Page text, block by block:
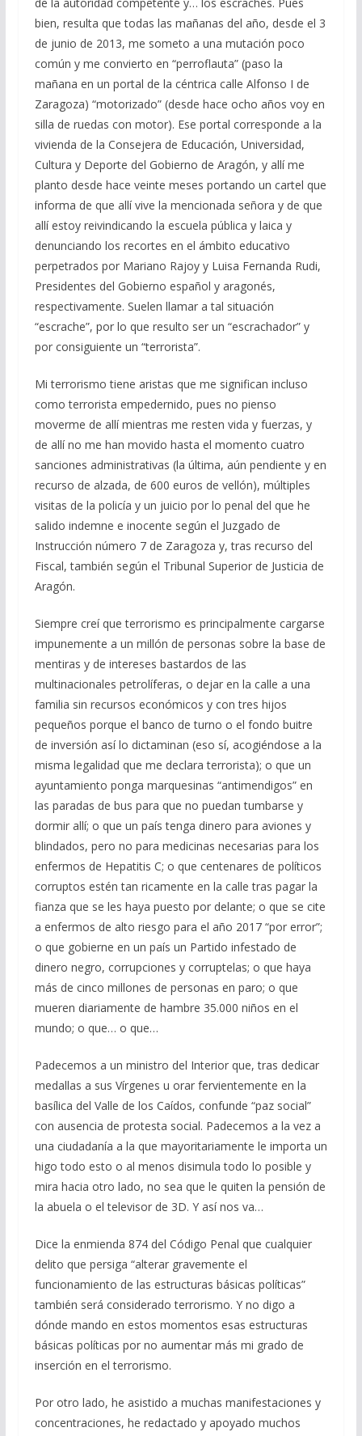
bien, resulta que todas las mañanas del año, desde el 3
de junio de 2013, me someto a una mutación poco
común y me convierto en “perroflauta” (paso la
mañana en un portal de la céntrica calle Alfonso I de
Zaragoza) “motorizado” (desde hace ocho años voy en
silla de ruedas con motor). Ese portal corresponde a la
vivienda de la Consejera de Educación, Universidad,
Cultura y Deporte del Gobierno de Aragón, y allí me
planto desde hace veinte meses portando un cartel que
informa de que allí vive la mencionada señora y de que
allí estoy reivindicando la escuela pública y laica y
denunciando los recortes en el ámbito educativo
perpetrados por Mariano Rajoy y Luisa Fernanda Rudi,
Presidentes del Gobierno español y aragonés,
respectivamente. Suelen llamar a tal situación
“escrache”, por lo que resulto ser un “escrachador” y
por consiguiente un “terrorista”.
Mi terrorismo tiene aristas que me significan incluso
como terrorista empedernido, pues no pienso
moverme de allí mientras me resten vida y fuerzas, y
de allí no me han movido hasta el momento cuatro
sanciones administrativas (la última, aún pendiente y en
recurso de alzada, de 600 euros de vellón), múltiples
visitas de la policía y un juicio por lo penal del que he
salido indemne e inocente según el Juzgado de
Instrucción número 7 de Zaragoza y, tras recurso del
Fiscal, también según el Tribunal Superior de Justicia de
Aragón.
Siempre creí que terrorismo es principalmente cargarse
impunemente a un millón de personas sobre la base de
mentiras y de intereses bastardos de las
multinacionales petrolíferas, o dejar en la calle a una
familia sin recursos económicos y con tres hijos
pequeños porque el banco de turno o el fondo buitre
de inversión así lo dictaminan (eso sí, acogiéndose a la
misma legalidad que me declara terrorista); o que un
ayuntamiento ponga marquesinas “antimendigos” en
las paradas de bus para que no puedan tumbarse y
dormir allí; o que un país tenga dinero para aviones y
blindados, pero no para medicinas necesarias para los
enfermos de Hepatitis C; o que centenares de políticos
corruptos estén tan ricamente en la calle tras pagar la
fianza que se les haya puesto por delante; o que se cite
a enfermos de alto riesgo para el año 2017 “por error”;
o que gobierne en un país un Partido infestado de
dinero negro, corrupciones y corruptelas; o que haya
más de cinco millones de personas en paro; o que
mueren diariamente de hambre 35.000 niños en el
mundo; o que… o que…
Padecemos a un ministro del Interior que, tras dedicar
medallas a sus Vírgenes u orar fervientemente en la
basílica del Valle de los Caídos, confunde “paz social”
con ausencia de protesta social. Padecemos a la vez a
una ciudadanía a la que mayoritariamente le importa un
higo todo esto o al menos disimula todo lo posible y
mira hacia otro lado, no sea que le quiten la pensión de
la abuela o el televisor de 3D. Y así nos va…
Dice la enmienda 874 del Código Penal que cualquier
delito que persiga “alterar gravemente el
funcionamiento de las estructuras básicas políticas”
también será considerado terrorismo. Y no digo a
dónde mando en estos momentos esas estructuras
básicas políticas por no aumentar más mi grado de
inserción en el terrorismo.
Por otro lado, he asistido a muchas manifestaciones y
concentraciones, he redactado y apoyado muchos